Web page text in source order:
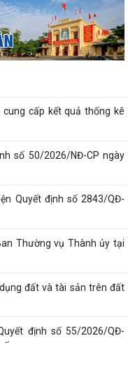
Thường vụ Thành ủy tại
định số 55/2026/QĐ-
đủ điều kiện cung cấp
danh cho các cơ quan,
định số 295/2026/NĐ-
của Văn phòng Chính
NĐ-CP của Chính phủ quy